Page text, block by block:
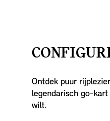
Ontdek puur
legendarisch go-
wilt.